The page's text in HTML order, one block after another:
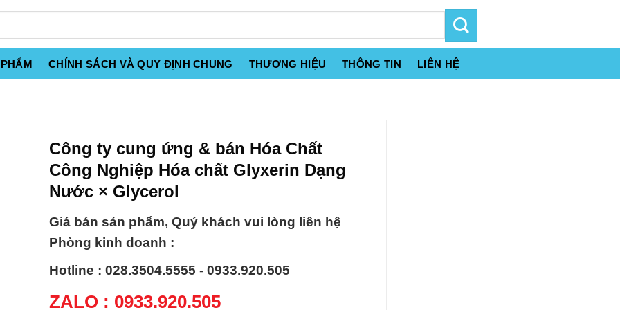
CHÍNH SÁCH VÀ QUY ĐỊNH CHUNG THƯƠNG HIỆU THÔNG TIN LIÊN HỆ
Công ty cung ứng & bán Hóa Chất
Công Nghiệp Hóa chất Glyxerin Dạng
Nước × Glycerol
Giá bán sản phẩm, Quý khách vui lòng liên hệ
Phòng kinh doanh :
Hotline : 028.3504.5555 - 0933.920.505
ZALO : 0933.920.505